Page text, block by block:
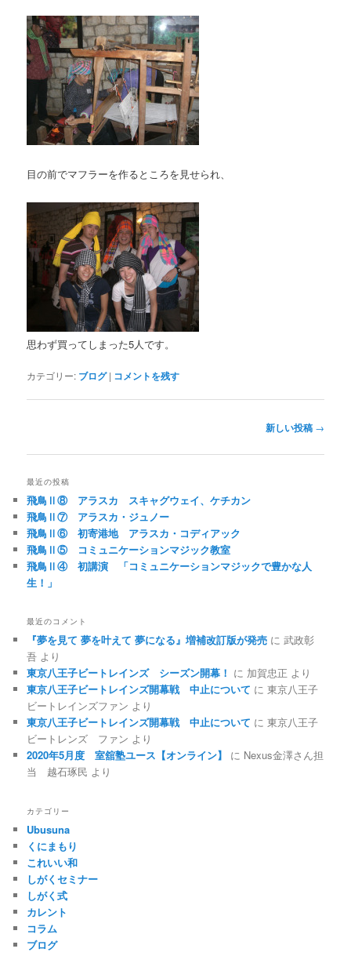
目の前でマフラーを作るところを見せられ、
思わず買ってしまった5人です。
カテゴリー: ブログ | コメントを残す
ナ
ー
シ
ョ
ン
新しい投稿 →
最近の投稿
飛鳥Ⅱ⑧ アラスカ スキャグウェイ、ケチカン
飛鳥Ⅱ⑦ アラスカ・ジュノー
飛鳥Ⅱ⑥ 初寄港地 アラスカ・コディアック
飛鳥Ⅱ⑤ コミュニケーションマジック教室
飛鳥Ⅱ④ 初講演 「コミュニケーションマジックで豊かな人
生！」
最近のコメント
『夢を見て 夢を叶えて 夢になる』増補改訂版が発売 に武政彰
吾 より
東京八王子ビートレインズ シーズン開幕！ に 加賀忠正 より
東京八王子ビートレインズ開幕戦 中止について に東京八王子
ビートレインズファン より
東京八王子ビートレインズ開幕戦 中止について に東京八王子
ビートレンズ ファン より
2020年5月度 室舘塾ユース【オンライン】
に Nexus金澤さん担
当 越石琢民 より
カテゴリー
Ubusuna
くにまもり
これいい和
しがくセミナー
しがく式
カレント
コラム
ブログ